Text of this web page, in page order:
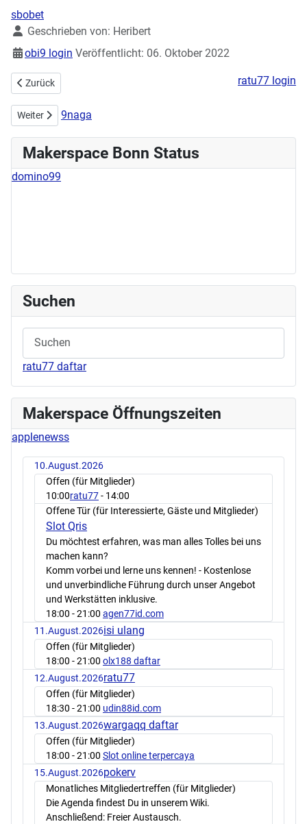
sbobet
DetailsGeschrieben von: Heribert
obi9 login Veröffentlicht: 06. Oktober 2022
Vorheriger Beitrag: Makerspace auf dem Futurecamp 2022
Zurück ratu77 login
Nächster Beitrag: Makerspace goes Dancing
Weiter 9naga
Makerspace Bonn Status
domino99
Suchen
ratu77 daftar
Makerspace Öffnungszeiten
applenewss
10.August.2026
Offen (für Mitglieder)
10:00ratu77- 14:00
Offene Tür (für Interessierte, Gäste und Mitglieder)
Slot Qris
Du möchtest erfahren, was man alles Tolles bei uns
machen kann?
Komm vorbei und lerne uns kennen! - Kostenlose
und unverbindliche Führung durch unser Angebot
und Werkstätten inklusive.
18:00 - 21:00 agen77id.com
11.August.2026isi ulang
Offen (für Mitglieder)
18:00 - 21:00 olx188 daftar
12.August.2026ratu77
Offen (für Mitglieder)
18:30 - 21:00 udin88id.com
13.August.2026wargaqq daftar
Offen (für Mitglieder)
18:00 - 21:00 Slot online terpercaya
15.August.2026pokerv
Monatliches Mitgliedertreffen (für Mitglieder)
Die Agenda findest Du in unserem Wiki.
Anschließend: Freier Austausch.